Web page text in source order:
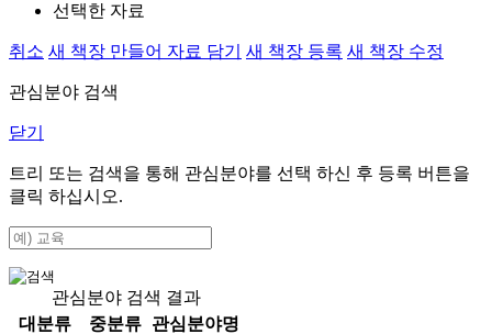
선택한 자료
취소 새 책장 만들어 자료 담기 새 책장 등록 새 책장 수정
관심분야 검색
닫기
트리 또는 검색을 통해 관심분야를 선택 하신 후 등록 버튼을
클릭 하십시오.
관심분야 검색 결과
대분류
중분류
관심분야명